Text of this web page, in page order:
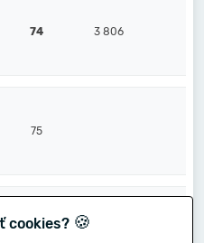
74 3 806
75
76
cookies? 🍪